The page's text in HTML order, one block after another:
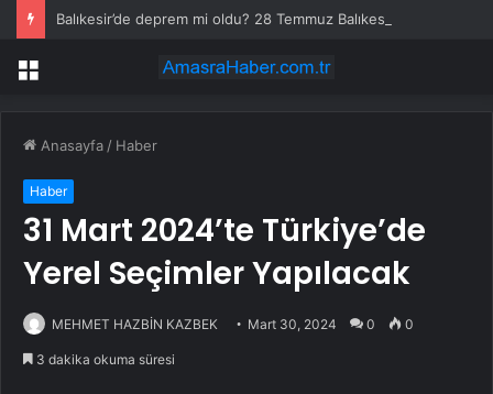
Menü
Anasayfa / Haber
Haber
31 Mart 2024’te Türkiye’de
Yerel Seçimler Yapılacak
MEHMET HAZBİN KAZBEK Mart 30, 2024 0 0
3 dakika okuma süresi